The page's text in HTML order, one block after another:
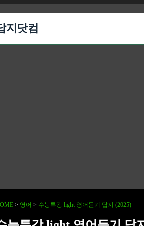
지닷컴
> 영어 > 수능특강 light 영어듣기 답지 (2025)